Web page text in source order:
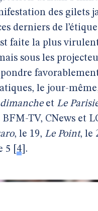
des gilets
derniers de
faite la plus
sous les
le jour-
et Le
TV, CNews et
, le 19, Le Point, le
5
4 .